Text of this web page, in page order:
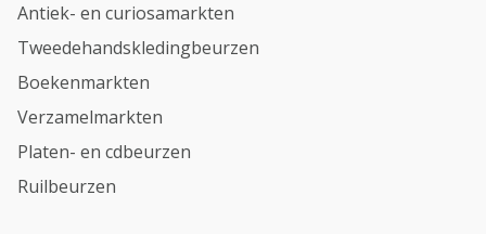
Antiek- en curiosamarkten
Tweedehandskledingbeurzen
Boekenmarkten
Verzamelmarkten
Platen- en cdbeurzen
Ruilbeurzen